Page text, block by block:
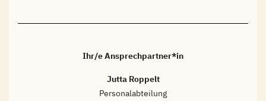
Ihr/e Ansprechpartner*in
Jutta Roppelt
Personalabteilung